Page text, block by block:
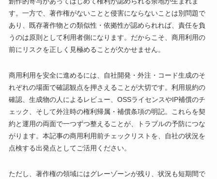
す。一方で、著作権がないことと侵害にならないことは別問題で
あり、既存著作物との類似性・依拠性が認められれば、責任を負
うのは原則として利用者側になります。だからこそ、商用利用の
前にリスクを正しく見極めることが欠かせません。
商用利用を安全に進めるには、自社開発・外注・コード生成のそ
れぞれの場面で確認観点を押さえることが大切です。利用規約の
確認、生成物の人によるレビュー、OSSライセンスやIP補償のチ
ェック、そして外注時の権利帰属・補償条項の明記。これらを契
約と運用の両面で一つずつ整えることが、トラブルの予防につな
がります。本記事の商用利用前チェックリストを、自社の状況を
点検する出発点としてご活用ください。
ただし、著作権の領域にはグレーゾーンが残り、状況も短期間で